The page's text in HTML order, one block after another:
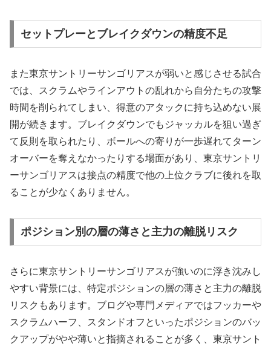
セットプレーとブレイクダウンの精度不足
また東京サントリーサンゴリアスが弱いと感じさせる試合
では、スクラムやラインアウトの乱れから自分たちの攻撃
時間を削られてしまい、得意のアタックに持ち込めない展
開が続きます。ブレイクダウンでもジャッカルを狙い過ぎ
て反則を取られたり、ボールへの寄りが一歩遅れてターン
オーバーを奪えなかったりする場面があり、東京サントリ
ーサンゴリアスは接点の精度で他の上位クラブに後れを取
ることが少なくありません。
ポジション別の層の薄さと主力の離脱リスク
さらに東京サントリーサンゴリアスが強いのに浮き沈みし
やすい背景には、特定ポジションの層の薄さと主力の離脱
リスクもあります。ブログや専門メディアではフッカーや
スクラムハーフ、スタンドオフといったポジションのバッ
クアップがやや薄いと指摘されることが多く、東京サント